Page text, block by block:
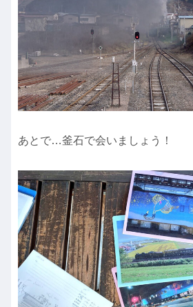
あとで…釜石で会いましょう！